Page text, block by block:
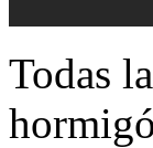
Todas